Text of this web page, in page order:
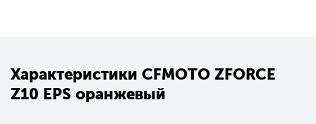
Характеристики CFMOTO ZFORCE
Z10 EPS оранжевый